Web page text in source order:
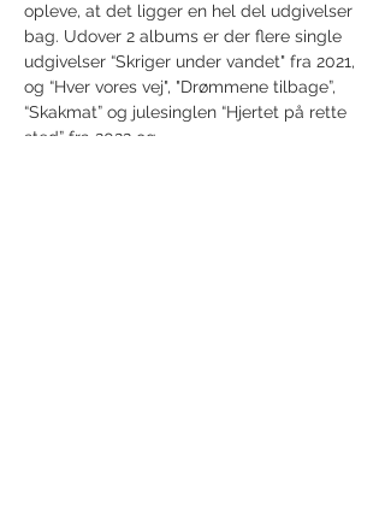
opleve, at det ligger en hel del udgivelser
bag. Udover 2 albums er der flere single
udgivelser “Skriger under vandet" fra 2021,
og “Hver vores vej", "Drømmene tilbage”,
“Skakmat” og julesinglen “Hjertet på rette
sted” fra 2022 og…